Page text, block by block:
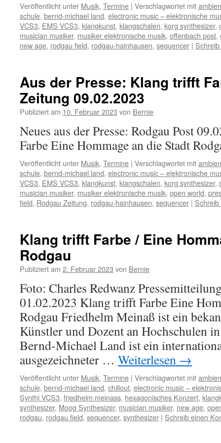
Veröffentlicht unter Musik, Termine | Verschlagwortet mit
schule, bernd-michael land, electronic music – elektronische
VCS3, EMS VCS3, klangkunst, klangschalen, korg synthesizer,
musician musiker, musiker elektronische musik, offenbach post,
new age, rodgau field, rodgau-hainhausen, sequencer |
Aus der Presse: Klang trifft
Zeitung 09.02.2023
Publiziert am 10. Februar 2023 von Bernie
Neues aus der Presse: Rodgau Post
Farbe Eine Hommage an die Stadt
Veröffentlicht unter Musik, Termine | Verschlagwortet mit
schule, bernd-michael land, electronic music – elektronische
VCS3, EMS VCS3, klangkunst, klangschalen, korg synthesizer,
musician musiker, musiker elektronische musik, open world,
field, Rodgau Zeitung, rodgau-hainhausen, sequencer |
Klang trifft Farbe / Eine
Rodgau
Publiziert am 2. Februar 2023 von Bernie
Foto: Charles Redwanz
01.02.2023 Klang trifft Farbe Eine
Rodgau Friedhelm Meinaß ist ein
Künstler und Dozent an Hochschulen
Bernd-Michael Land ist ein
ausgezeichneter … Weiterlesen →
Veröffentlicht unter Musik, Termine | Verschlagwortet mit
schule, bernd-michael land, chillout, electronic music –
Synthi VCS3, friedhelm meinass, hexagonisches Konzert,
synthesizer, Moog Synthesizer, musician musiker, new age,
rodgau, rodgau field, sequencer, synthesizer | Schreib einen